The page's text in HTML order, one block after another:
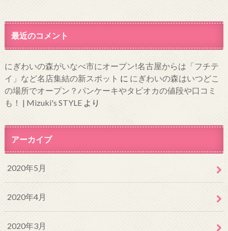
最近のコメント
にぎわいの森がいなべ市にオープン!名古屋からは「フチテ
イ」など名店集結の新スポット に にぎわいの森はいつどこ
の場所でオープン？パンケーキやタピオカの値段や口コミ
も！ | Mizuki's STYLEより
アーカイブ
2020年5月
2020年4月
2020年3月